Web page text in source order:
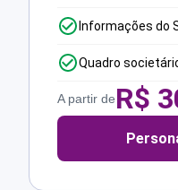
Informações do
Quadro
A partir deR$